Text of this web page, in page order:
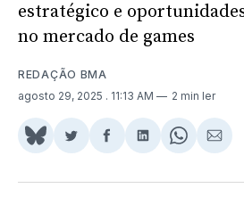
estratégico e
no mercado de games
REDAÇÃO BMA
agosto 29, 2025 . 11:13 AM 2 min ler
Share
BlueSky
Compartilhar
Twitter
Compartilhar
Facebook
Compartilhar
LinkedIn
Share